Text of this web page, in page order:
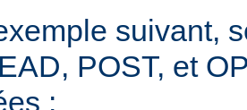
suivant,
POST, et
: